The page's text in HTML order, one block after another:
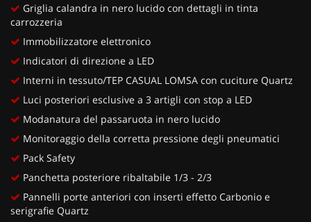
Griglia calandra in nero lucido con dettagli in tinta
carrozzeria
Immobilizzatore elettronico
Indicatori di direzione a LED
Interni in tessuto/TEP CASUAL LOMSA con cuciture Quartz
Luci posteriori esclusive a 3 artigli con stop a LED
Modanatura del passaruota in nero lucido
Monitoraggio della corretta pressione degli pneumatici
Pack Safety
Panchetta posteriore ribaltabile 1/3 - 2/3
Pannelli porte anteriori con inserti effetto Carbonio e
serigrafie Quartz